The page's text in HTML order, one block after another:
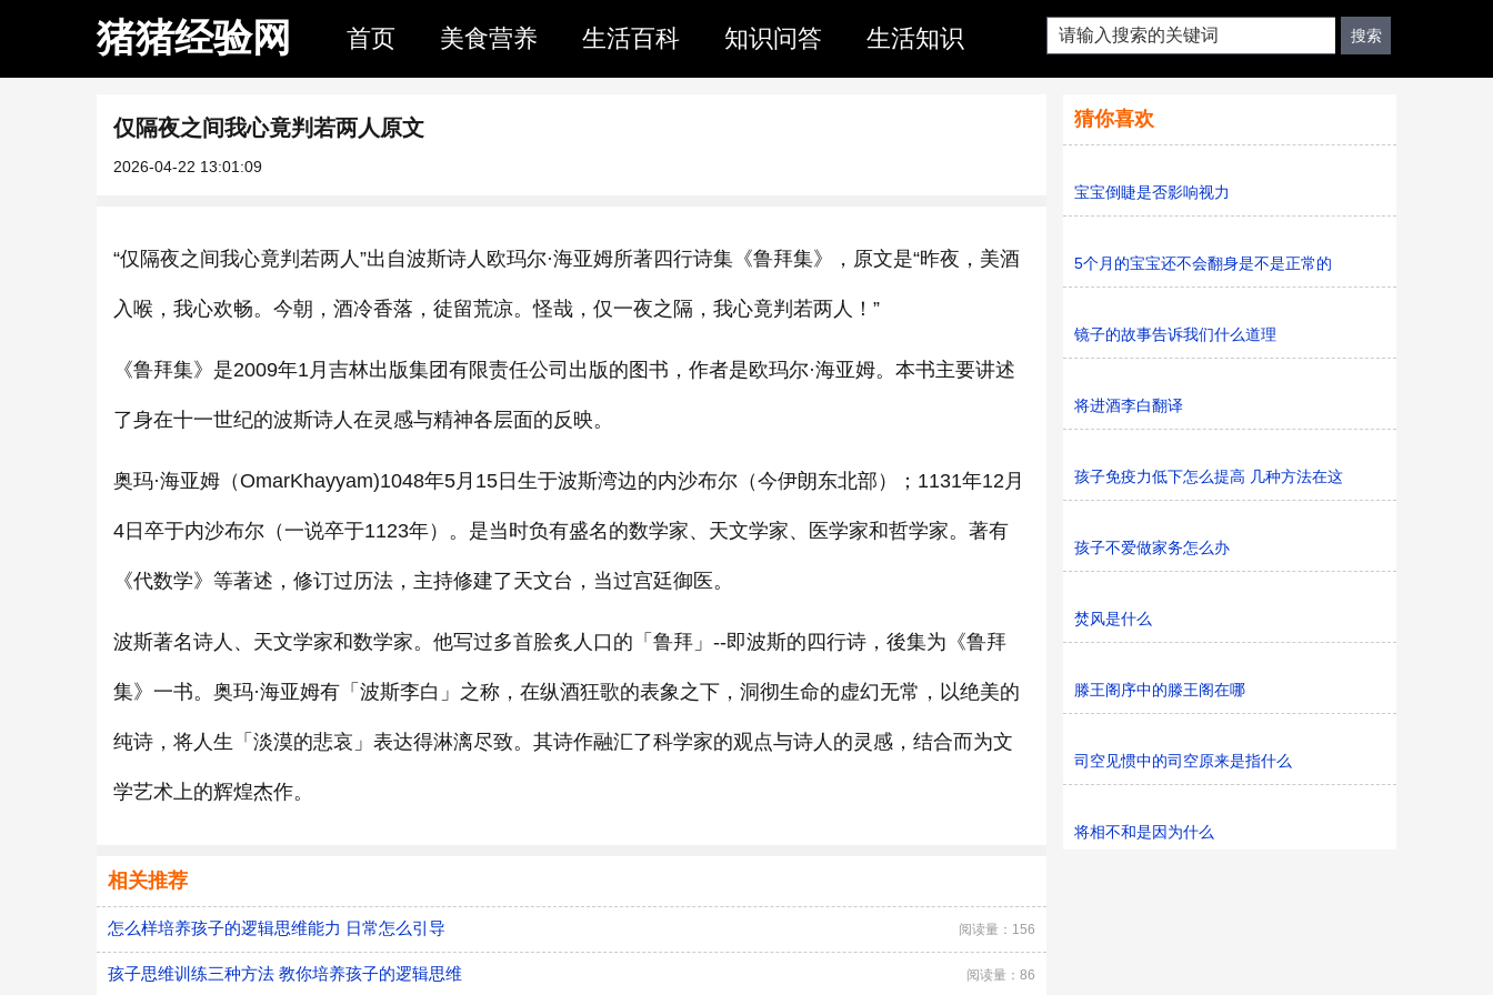
猪猪经验网 首页 美食营养 生活百科 知识问答 生活知识
仅隔夜之间我心竟判若两人原文
2026-04-22 13:01:09
“仅隔夜之间我心竟判若两人”出自波斯诗人欧玛尔·海亚姆所著四行诗集《鲁拜集》，原文是“昨夜，美酒
入喉，我心欢畅。今朝，酒冷香落，徒留荒凉。怪哉，仅一夜之隔，我心竟判若两人！”
《鲁拜集》是2009年1月吉林出版集团有限责任公司出版的图书，作者是欧玛尔·海亚姆。本书主要讲述
了身在十一世纪的波斯诗人在灵感与精神各层面的反映。
奥玛·海亚姆（OmarKhayyam)1048年5月15日生于波斯湾边的内沙布尔（今伊朗东北部）；1131年12月
4日卒于内沙布尔（一说卒于1123年）。是当时负有盛名的数学家、天文学家、医学家和哲学家。著有
《代数学》等著述，修订过历法，主持修建了天文台，当过宫廷御医。
波斯著名诗人、天文学家和数学家。他写过多首脍炙人口的「鲁拜」--即波斯的四行诗，後集为《鲁拜
集》一书。奥玛·海亚姆有「波斯李白」之称，在纵酒狂歌的表象之下，洞彻生命的虚幻无常，以绝美的
纯诗，将人生「淡漠的悲哀」表达得淋漓尽致。其诗作融汇了科学家的观点与诗人的灵感，结合而为文
学艺术上的辉煌杰作。
相关推荐
怎么样培养孩子的逻辑思维能力 日常怎么引导 阅读量：156
孩子思维训练三种方法 教你培养孩子的逻辑思维 阅读量：86
猜你喜欢
宝宝倒睫是否影响视力
5个月的宝宝还不会翻身是不是正常的
镜子的故事告诉我们什么道理
将进酒李白翻译
孩子免疫力低下怎么提高 几种方法在这
孩子不爱做家务怎么办
焚风是什么
滕王阁序中的滕王阁在哪
司空见惯中的司空原来是指什么
将相不和是因为什么